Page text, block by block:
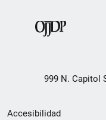
999 N. Capitol
Menú
Accesibilidad